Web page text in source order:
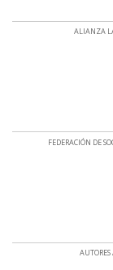
ALIANZA
FEDERACIÓN DE